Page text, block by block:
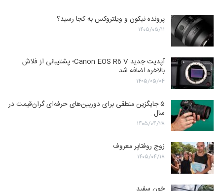
پرونده نیکون و ویلتروکس به کجا رسید؟
۱۴۰۵/۰۵/۱۱
آپدیت جدید Canon EOS R6 V؛ پشتیبانی از فلاش
بالاخره اضافه شد
۱۴۰۵/۰۵/۰۴
۵ جایگزین منطقی برای دوربین‌های حرفه‌ای گران‌قیمت در
سال…
۱۴۰۵/۰۴/۲۸
زوج روفتاپر معروف
۱۴۰۵/۰۴/۱۸